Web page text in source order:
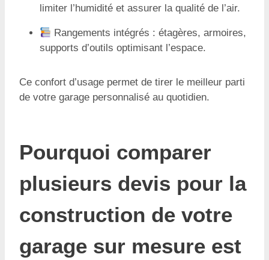
limiter l’humidité et assurer la qualité de l’air.
Rangements intégrés : étagères, armoires,
supports d’outils optimisant l’espace.
Ce confort d’usage permet de tirer le meilleur parti
de votre garage personnalisé au quotidien.
Pourquoi comparer
plusieurs devis pour la
construction de votre
garage sur mesure est